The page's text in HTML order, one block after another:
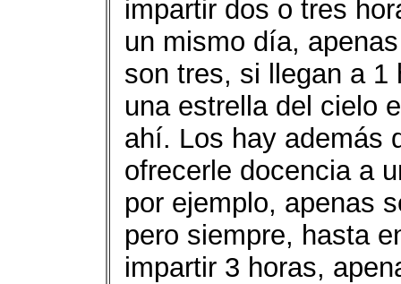
impartir dos o tres
un mismo día,
son tres, si llegan a 1
una estrella del cielo
ahí. Los hay además
ofrecerle docencia a
por ejemplo, apenas
pero siempre, hasta
impartir 3 horas,